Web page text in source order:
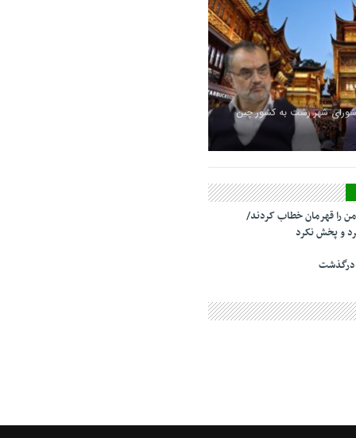
شهر رشت به کشور چین
را قهرمان خطاب کردند/
و پخش نکرد
درگذشت